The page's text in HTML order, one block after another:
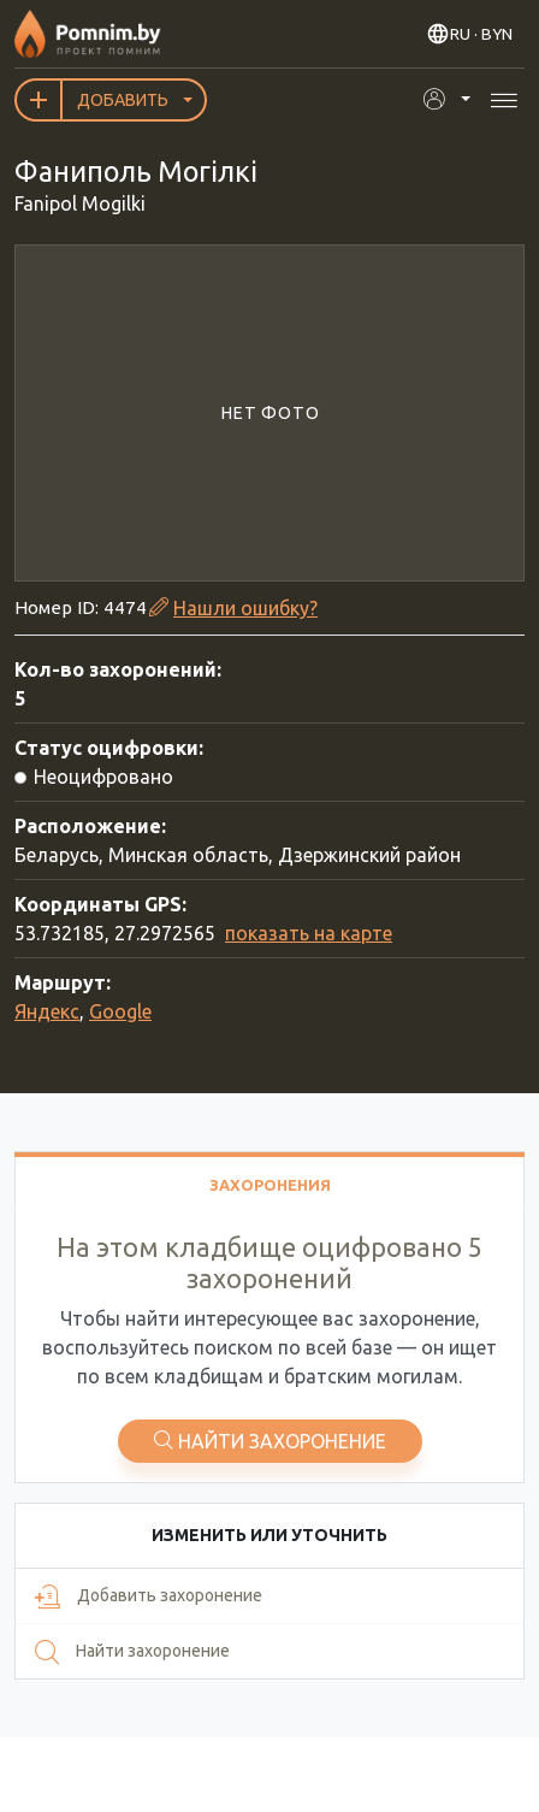
Перейти к основному содержанию
RU · BYN
ДОБАВИТЬ
Фаниполь Могілкі
Fanipol Mogilki
НЕТ ФОТО
Номер ID: 4474 Нашли ошибку?
Кол-во захоронений:
5
Статус оцифровки:
Неоцифровано
Расположение:
Беларусь, Минская область, Дзержинский район
Координаты GPS:
53.732185, 27.2972565 показать на карте
Маршрут:
Яндекс, Google
ЗАХОРОНЕНИЯ
На этом кладбище оцифровано 5
захоронений
Чтобы найти интересующее вас захоронение,
воспользуйтесь поиском по всей базе — он ищет
по всем кладбищам и братским могилам.
НАЙТИ ЗАХОРОНЕНИЕ
ИЗМЕНИТЬ ИЛИ УТОЧНИТЬ
Добавить захоронение
Найти захоронение